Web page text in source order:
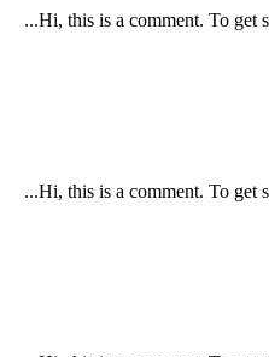
Hi, this is a comment. To get
Hi, this is a comment. To get